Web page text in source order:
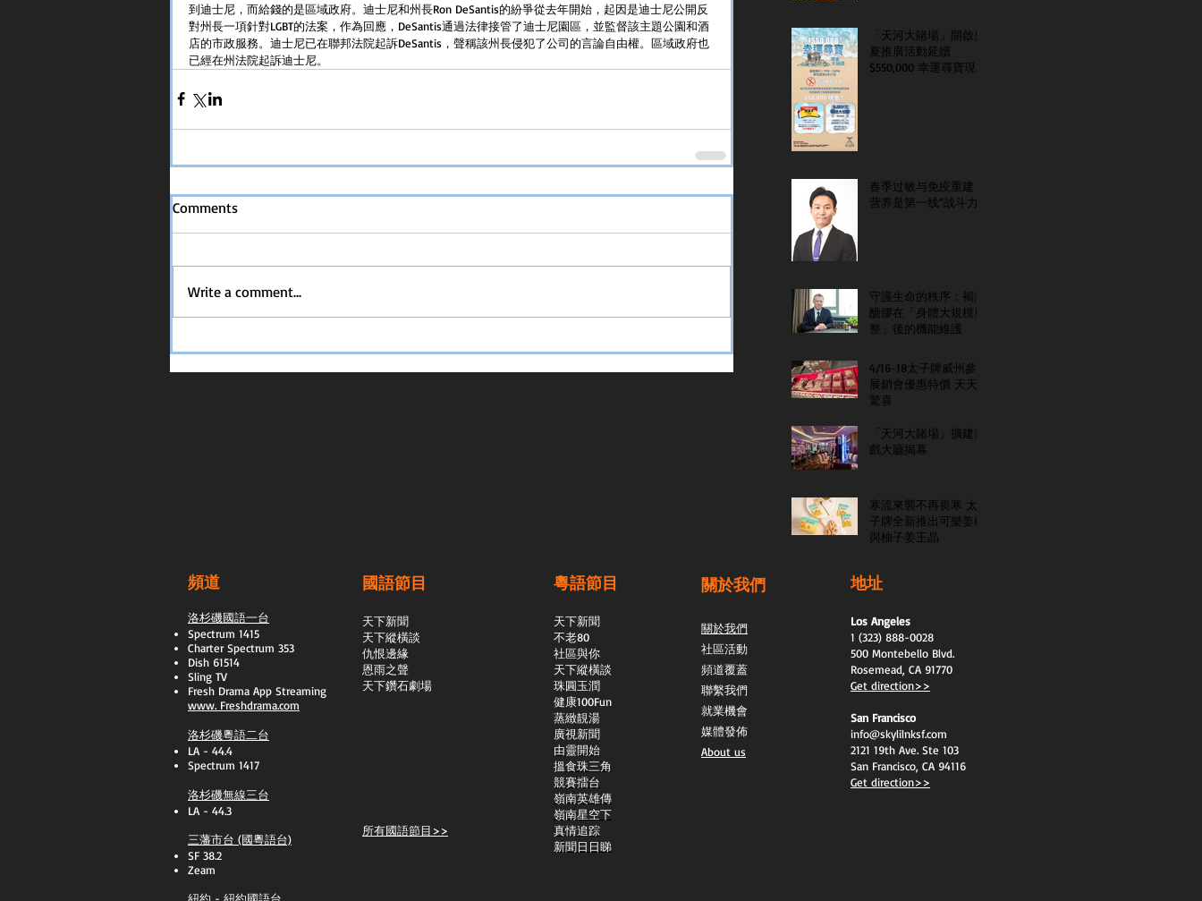
到迪士尼，而給錢的是區域政府。迪士尼和州長Ron DeSantis的紛爭從去年開始，起因是迪士尼公開反
對州長一項針對LGBT的法案，作為回應，DeSantis通過法律接管了迪士尼園區，並監督該主題公園和酒
店的市政服務。迪士尼已在聯邦法院起訴DeSantis，聲稱該州長侵犯了公司的言論自由權。區域政府也
已經在州法院起訴迪士尼。
Comments
Write a comment...
「天河大賭場」開啟盛
夏推廣活動延續
$550,000 幸運尋寶現金
春季过敏与免疫重建：
营养是第一线“战斗力”
守護生命的秩序：褐藻
醣膠在「身體大規模重
整」後的機能維護
4/16-18太子牌威州參
展銷會優惠特價 天天
驚喜
「天河大賭場」擴建遊
戲大廳揭幕
寒流來襲不再畏寒 太
子牌全新推出可樂姜糖
與柚子姜王晶
頻道
洛杉磯國語一台
Spectrum 1415
Charter Spectrum 353
Dish 61514
Sling TV
​Fresh Drama App Streaming
www. Freshdrama.com
洛杉磯粵語二台
LA - 44.4
Spectrum 1417
洛杉磯無線三台
LA - 44.3
三藩市台 (國粵語台)
SF 38.2
Zeam
國語節目
天下新聞
天下縱橫談
​仇恨邊緣
恩雨之聲
天下鑽石劇場
所有國語節目>>
粵語節目
天下新聞
不老80
社區與你
天下縱橫談
​珠圓玉潤
​健康100Fun
蒸緻靚湯
​廣視新聞
由靈開始
搵食珠三角
競賽擂台
嶺南英雄傳
嶺南星空下
真情追踪
新聞日日睇
關於我們
關於我們
社區活動
頻道覆蓋
聯繫我們
就業機會
媒體發佈
About us
地址
Los Angeles
1 (323) 888-0028
500 Montebello Blvd.
Rosemead, CA 91770
Get direction>>
San Francisco
info@skylilnksf.com
2121 19th Ave. Ste 103
San Francisco, CA 94116
Get direction>>